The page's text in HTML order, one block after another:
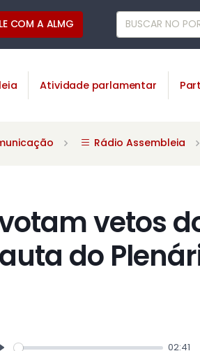
COM A ALMG
Atividade parlamentar
Rádio Assembleia
vetos
do
02:41